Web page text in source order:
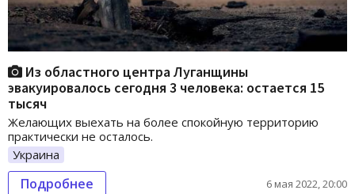
Из областного центра Луганщины
эвакуировалось сегодня 3 человека: остается 15
тысяч
Желающих выехать на более спокойную территорию
практически не осталось.
Украина
Подробнее 6 мая 2022, 20:00